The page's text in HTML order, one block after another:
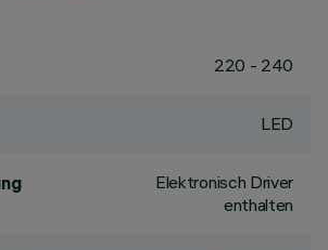
220 - 240
LED
Elektronisch Driver
enthalten